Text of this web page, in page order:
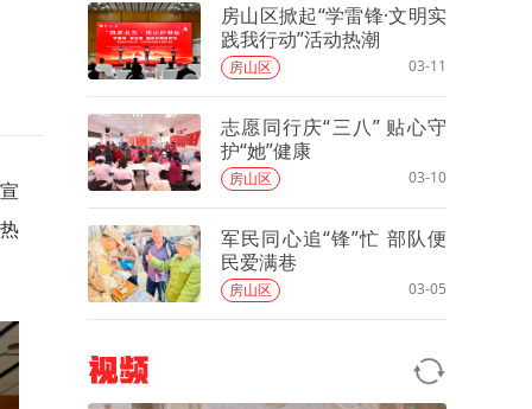
房山区掀起“学雷锋·文明实
践我行动”活动热潮
房山区 03-11
志愿同行庆“三八” 贴心守
护“她”健康
房山区 03-10
军民同心追“锋”忙 部队便
民爱满巷
房山区 03-05
视频